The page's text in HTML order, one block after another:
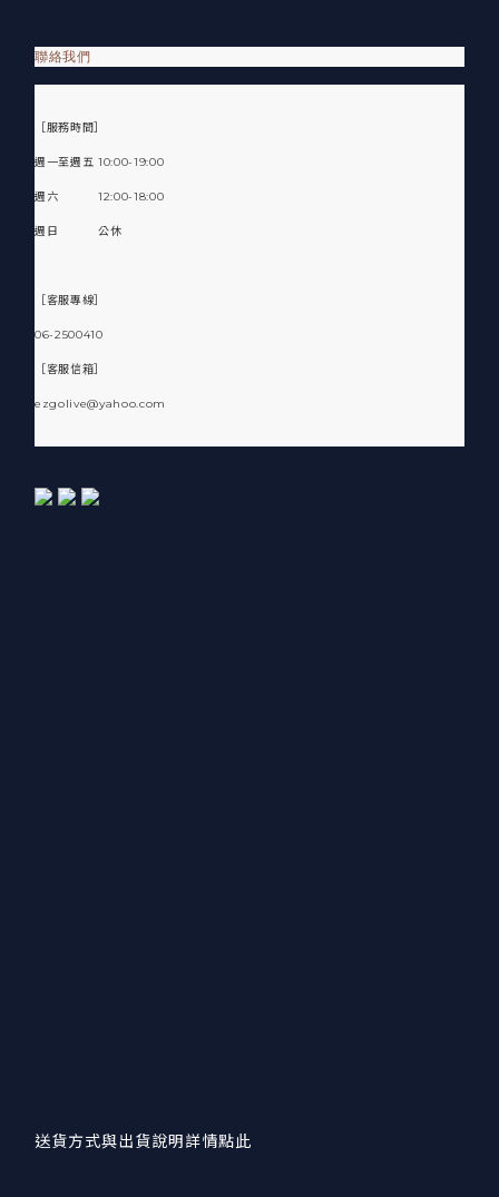
聯絡我們
［服務時間］
週一至週五 10:00-19:00
週六 12:00-18:00
週日 公休
［客服專線］
06-2500410
［客服信箱］
ezgolive@yahoo.com
送貨方式與出貨說明詳情點此